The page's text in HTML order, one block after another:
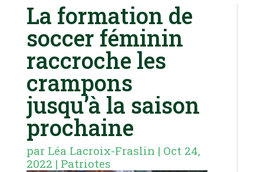
La formation de
soccer féminin
raccroche les
crampons
jusqu’à la saison
prochaine
par Léa Lacroix-Fraslin | Oct 24,
2022 | Patriotes